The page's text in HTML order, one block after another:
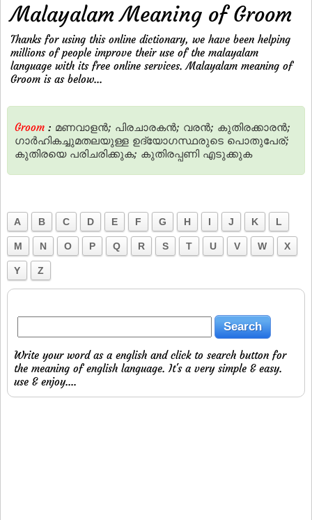
Malayalam Meaning of Groom
Thanks for using this online dictionary, we have been helping
millions of people improve their use of the malayalam
language with its free online services. Malayalam meaning of
Groom is as below...
Groom : മണവാളന്‍; പിരചാരകന്‍; വരന്‍; കുതിരക്കാരന്‍;
ഗാര്‍ഹികച്ചുമതലയുള്ള ഉദ്യോഗസ്ഥരുടെ പൊതുപേര്;
കുതിരയെ പരിചരിക്കുക; കുതിരപ്പണി എടുക്കുക
A B C D E F G H I J K L
M N O P Q R S T U V W X
Y Z
Write your word as a english and click to search button for
the meaning of english language. It's a very simple & easy.
use & enjoy....